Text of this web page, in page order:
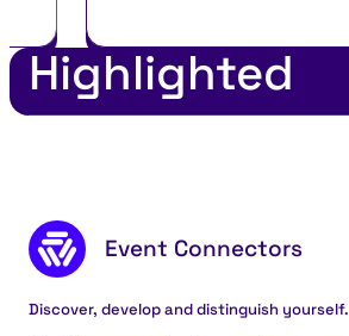
Highlighted
Footer content
Event Connectors
Discover, develop and distinguish yourself.